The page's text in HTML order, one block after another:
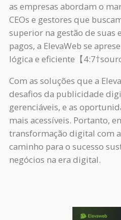
as empresas abordam o
CEOs e gestores que
superior na gestão de suas
pagos, a ElevaWeb se
lógica e eficiente【
Com as soluções que a
desafios da publicidade
gerenciáveis, e as
mais acessíveis. Portanto,
transformação digital com
caminho para o sucesso
negócios na era digital.